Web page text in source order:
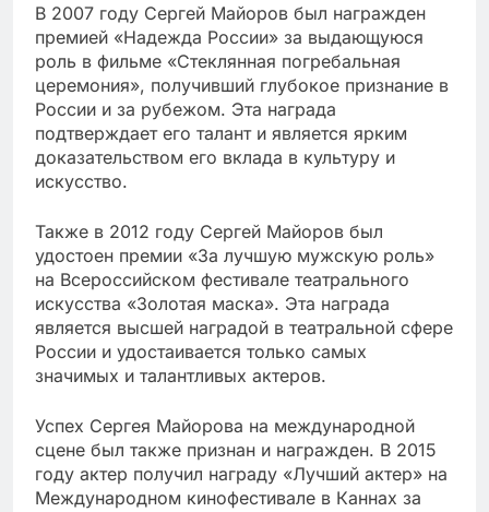
В 2007 году Сергей Майоров был награжден
премией «Надежда России» за выдающуюся
роль в фильме «Стеклянная погребальная
церемония», получивший глубокое признание в
России и за рубежом. Эта награда
подтверждает его талант и является ярким
доказательством его вклада в культуру и
искусство.
Также в 2012 году Сергей Майоров был
удостоен премии «За лучшую мужскую роль»
на Всероссийском фестивале театрального
искусства «Золотая маска». Эта награда
является высшей наградой в театральной сфере
России и удостаивается только самых
значимых и талантливых актеров.
Успех Сергея Майорова на международной
сцене был также признан и награжден. В 2015
году актер получил награду «Лучший актер» на
Международном кинофестивале в Каннах за